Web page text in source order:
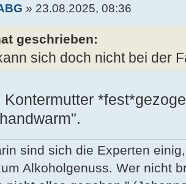
» 23.08.2025, 08:36
geschrieben:
sich doch nicht bei der
Kontermutter
sind sich die Experten
Alkoholgenuss. Wer nicht